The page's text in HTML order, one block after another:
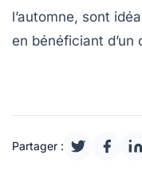
l’automne, sont
en bénéficiant d’un
Partager :